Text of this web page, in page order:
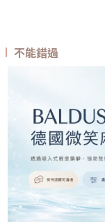
不能錯過